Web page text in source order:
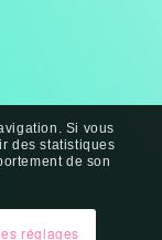
Si vous
des statistiques
de son
réglages